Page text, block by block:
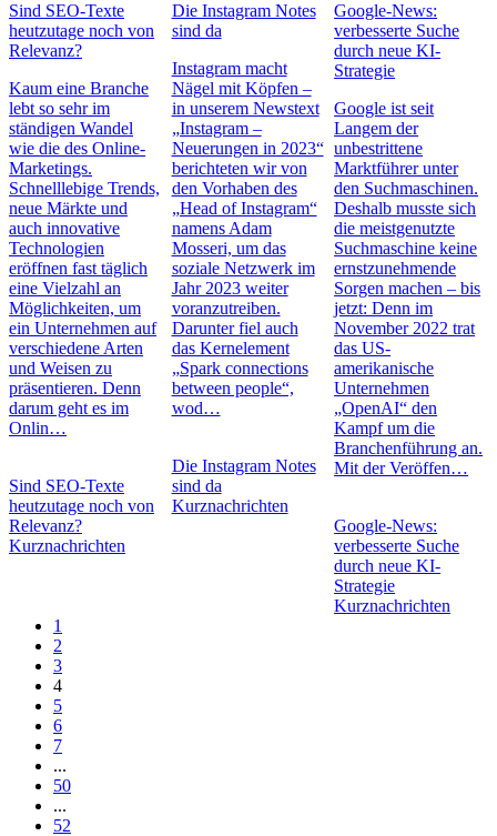
Sind SEO-Texte
heutzutage noch von
Relevanz?
Kaum eine Branche
lebt so sehr im
ständigen Wandel
wie die des Online-
Marketings.
Schnelllebige Trends,
neue Märkte und
auch innovative
Technologien
eröffnen fast täglich
eine Vielzahl an
Möglichkeiten, um
ein Unternehmen auf
verschiedene Arten
und Weisen zu
präsentieren. Denn
darum geht es im
Onlin…
Sind SEO-Texte
heutzutage noch von
Relevanz?
Kurznachrichten
Die Instagram Notes
sind da
Instagram macht
Nägel mit Köpfen –
in unserem Newstext
„Instagram –
Neuerungen in 2023“
berichteten wir von
den Vorhaben des
„Head of Instagram“
namens Adam
Mosseri, um das
soziale Netzwerk im
Jahr 2023 weiter
voranzutreiben.
Darunter fiel auch
das Kernelement
„Spark connections
between people“,
wod…
Die Instagram Notes
sind da
Kurznachrichten
Google-News:
verbesserte Suche
durch neue KI-
Strategie
Google ist seit
Langem der
unbestrittene
Marktführer unter
den Suchmaschinen.
Deshalb musste sich
die meistgenutzte
Suchmaschine keine
ernstzunehmende
Sorgen machen – bis
jetzt: Denn im
November 2022 trat
das US-
amerikanische
Unternehmen
„OpenAI“ den
Kampf um die
Branchenführung an.
Mit der Veröffen…
Google-News:
verbesserte Suche
durch neue KI-
Strategie
Kurznachrichten
1
2
3
4
5
6
7
...
50
...
52